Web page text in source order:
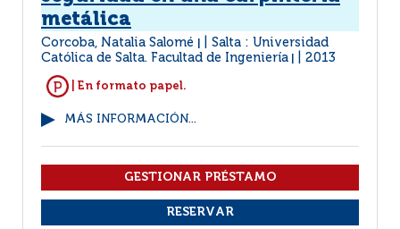
metálica
Corcoba, Natalia Salomé
Salta : Universidad
Católica de Salta. Facultad de Ingeniería
2013
| En formato papel.
MÁS INFORMACIÓN...